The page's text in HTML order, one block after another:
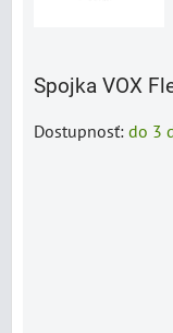
Spojka VOX
Dostupnosť: do 3